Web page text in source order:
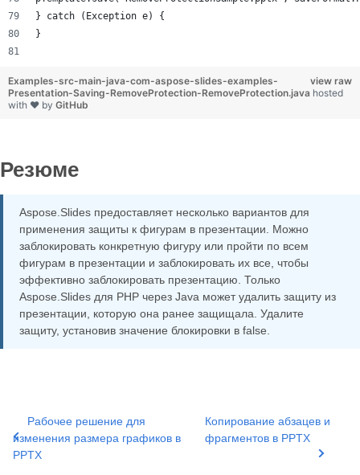
} catch (Exception e) {
}
view raw
Examples-src-main-java-com-aspose-slides-examples-
Presentation-Saving-RemoveProtection-RemoveProtection.java hosted
with ❤ by GitHub
Резюме
Aspose.Slides предоставляет несколько вариантов для
применения защиты к фигурам в презентации. Можно
заблокировать конкретную фигуру или пройти по всем
фигурам в презентации и заблокировать их все, чтобы
эффективно заблокировать презентацию. Только
Aspose.Slides для PHP через Java может удалить защиту из
презентации, которую она ранее защищала. Удалите
защиту, установив значение блокировки в false.
Рабочее решение для
изменения размера графиков в
PPTX
Копирование абзацев и
фрагментов в PPTX